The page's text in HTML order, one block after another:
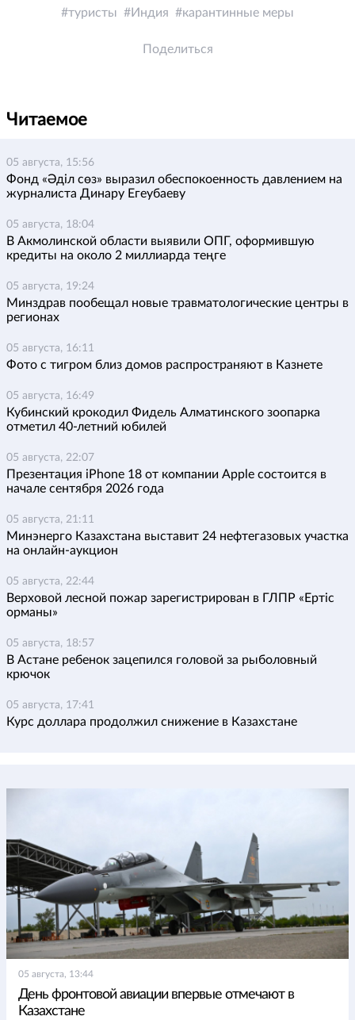
туристы Индия карантинные меры
Поделиться
Читаемое
05 августа, 15:56
Фонд «Әділ сөз» выразил обеспокоенность давлением на
журналиста Динару Егеубаеву
05 августа, 18:04
В Акмолинской области выявили ОПГ, оформившую
кредиты на около 2 миллиарда теңге
05 августа, 19:24
Минздрав пообещал новые травматологические центры в
регионах
05 августа, 16:11
Фото с тигром близ домов распространяют в Казнете
05 августа, 16:49
Кубинский крокодил Фидель Алматинского зоопарка
отметил 40-летний юбилей
05 августа, 22:07
Презентация iPhone 18 от компании Apple состоится в
начале сентября 2026 года
05 августа, 21:11
Минэнерго Казахстана выставит 24 нефтегазовых участка
на онлайн-аукцион
05 августа, 22:44
Верховой лесной пожар зарегистрирован в ГЛПР «Ертіс
орманы»
05 августа, 18:57
В Астане ребенок зацепился головой за рыболовный
крючок
05 августа, 17:41
Курс доллара продолжил снижение в Казахстане
05 августа, 13:44
День фронтовой авиации впервые отмечают в
Казахстане